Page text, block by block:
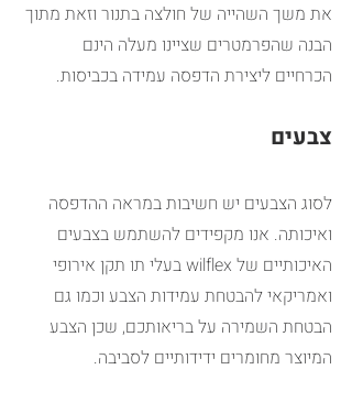
את משך השהייה של חולצה בתנור וזאת מתוך
הבנה שהפרמטרים שציינו מעלה הינם
הכרחיים ליצירת הדפסה עמידה בכביסות.
צבעים
לסוג הצבעים יש חשיבות במראה ההדפסה
ואיכותה. אנו מקפידים להשתמש בצבעים
האיכותיים של wilflex בעלי תו תקן אירופי
ואמריקאי להבטחת עמידות הצבע וכמו גם
הבטחת השמירה על בריאותכם, שכן הצבע
המיוצר מחומרים ידידותיים לסביבה.